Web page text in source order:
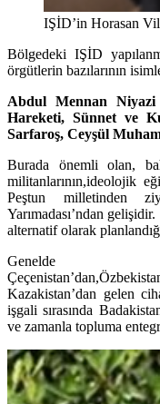
IŞİD’in Horasan
Bölgedeki IŞİD
örgütlerin bazılarının
Abdul Mennan
Hareketi, Sünnet ve
Sarfaroş, Ceyşül
Burada önemli olan,
militanlarının,ideolojik
Peştun milletinden
Yarımadası’ndan
alternatif olarak
Genelde
Kazakistan’dan gelen
işgali sırasında
ve zamanla topluma